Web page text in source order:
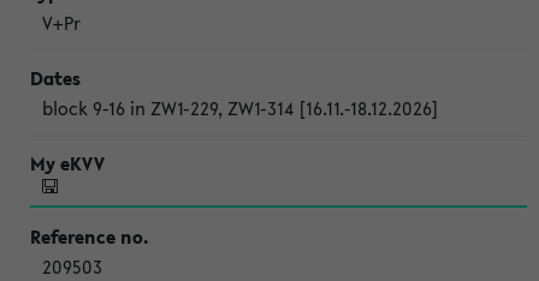
V+Pr
block 9-16 in ZW1-229, ZW1-314 [16.11.-18.12.2026]
209503